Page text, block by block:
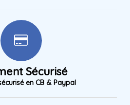
Sécurisé
en CB & Paypal